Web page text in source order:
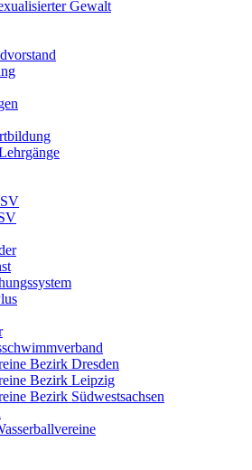
Gewalt
Bezirk Dresden
Bezirk Leipzig
Bezirk Südwestsachsen